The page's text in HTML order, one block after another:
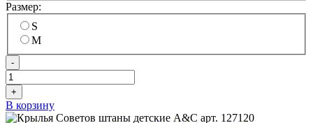
Размер:
S
M
-
+
В корзину